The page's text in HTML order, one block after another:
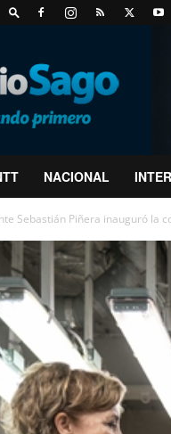
NACIONAL
Sebastián Piñera inauguró la